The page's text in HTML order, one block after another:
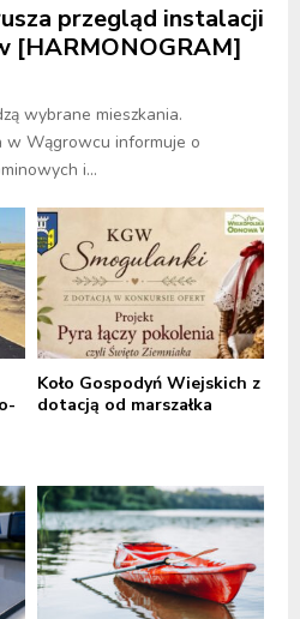
przegląd instalacji
[HARMONOGRAM]
wybrane mieszkania.
w Wągrowcu informuje o
i...
Koło Gospodyń Wiejskich z
dotacją od marszałka